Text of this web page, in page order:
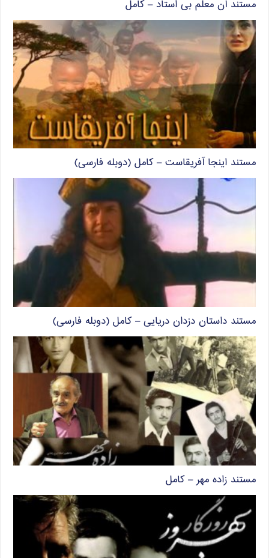
مستند آن معلم بی استاد – کامل
مستند اینجا آفریقاست – کامل (دوبله فارسی)
مستند داستان دزدان دریایی – کامل (دوبله فارسی)
مستند زاده مهر – کامل